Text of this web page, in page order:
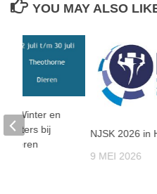
YOU MAY ALSO
NJSK 2026 in
9 MEI 2026
Winter en
bij
Dieren